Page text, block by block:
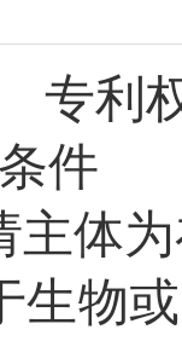
专利
件
主体
生物